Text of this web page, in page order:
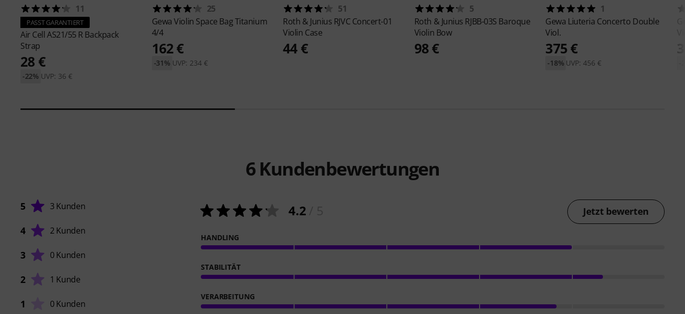
11
PASST GARANTIERT
Air CellAS21/55 R Backpack
Strap
28 €
UVP: 36 €
-22%
25
GewaViolin Space Bag Titanium
4/4
162 €
UVP: 234 €
-31%
51
Roth & Junius RJVC Concert-01
Violin Case
44 €
5
Roth & Junius RJBB-03S Baroque
Violin Bow
98 €
1
Gewa Liuteria Concerto Double
Viol.
375 €
UVP: 456 €
-18%
6Kundenbewertungen
5 3 Kunden
4 2 Kunden
3 0 Kunden
2 1 Kunde
1 0 Kunden
4.2 Jetzt bewerten
HANDLING
STABILITÄT
VERARBEITUNG